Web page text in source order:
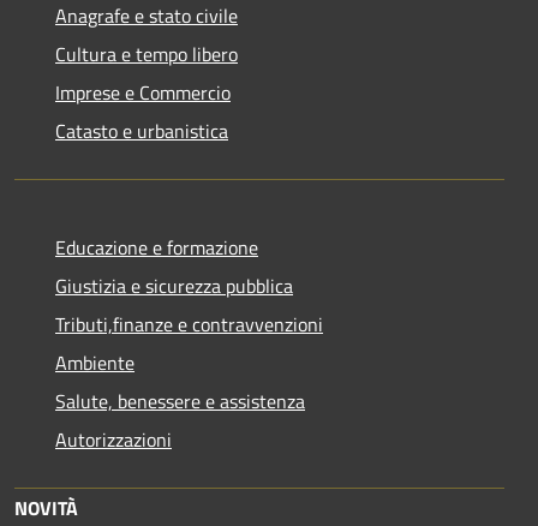
Anagrafe e stato civile
Cultura e tempo libero
Imprese e Commercio
Catasto e urbanistica
Educazione e formazione
Giustizia e sicurezza pubblica
Tributi,finanze e contravvenzioni
Ambiente
Salute, benessere e assistenza
Autorizzazioni
NOVITÀ